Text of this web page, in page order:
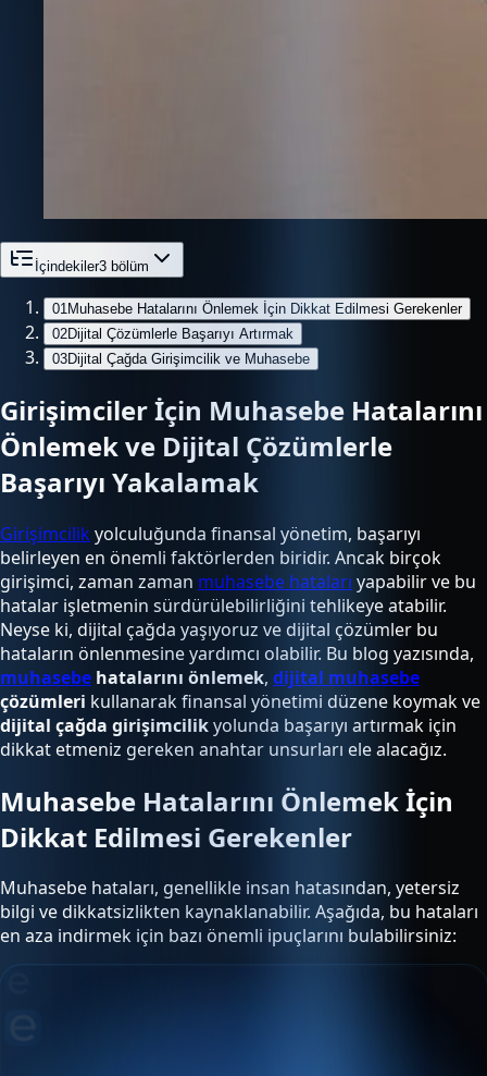
İçindekiler3 bölüm
01 Muhasebe Hatalarını Önlemek İçin Dikkat Edilmesi Gerekenler
02Dijital Çözümlerle Başarıyı Artırmak
03Dijital Çağda Girişimcilik ve Muhasebe
Girişimciler İçin Muhasebe Hatalarını
Önlemek ve Dijital Çözümlerle
Başarıyı Yakalamak
Girişimcilik yolculuğunda finansal yönetim, başarıyı
belirleyen en önemli faktörlerden biridir. Ancak birçok
girişimci, zaman zaman muhasebe hataları yapabilir ve bu
hatalar işletmenin sürdürülebilirliğini tehlikeye atabilir.
Neyse ki, dijital çağda yaşıyoruz ve dijital çözümler bu
hataların önlenmesine yardımcı olabilir. Bu blog yazısında,
muhasebe hatalarını önlemek, dijital muhasebe
çözümleri kullanarak finansal yönetimi düzene koymak ve
dijital çağda girişimcilikyolunda başarıyı artırmak için
dikkat etmeniz gereken anahtar unsurları ele alacağız.
Muhasebe Hatalarını Önlemek İçin
Dikkat Edilmesi Gerekenler
Muhasebe hataları, genellikle insan hatasından, yetersiz
bilgi ve dikkatsizlikten kaynaklanabilir. Aşağıda, bu hataları
en aza indirmek için bazı önemli ipuçlarını bulabilirsiniz: